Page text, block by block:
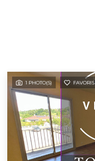
1 PHOTO(S) FAVORIS